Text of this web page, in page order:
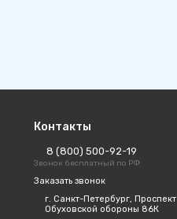
Контакты
8 (800) 500-92-19
Звонок бесплатный по РФ
Заказать звонок
г. Санкт-Петербург, Проспект
Обуховской обороны 86К